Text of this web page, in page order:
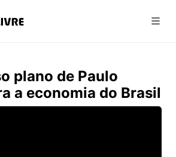
plano de Paulo
a economia do Brasil